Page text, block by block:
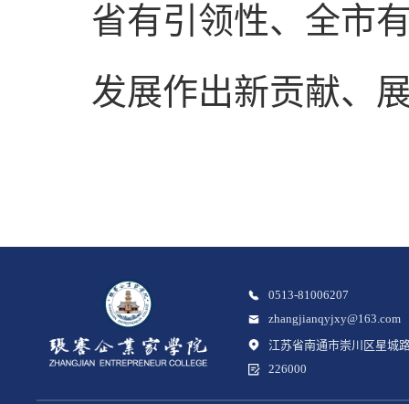
省有引领性、全市
发展作出新贡献、
0513-81006207
zhangjianqyjxy@163.com
江苏省南通市崇川区星城
226000